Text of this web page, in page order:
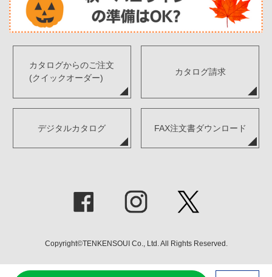
カタログからのご注文
(クイックオーダー)
カタログ請求
デジタルカタログ FAX注文書ダウンロード
Copyright©TENKENSOUI Co., Ltd. All Rights Reserved.